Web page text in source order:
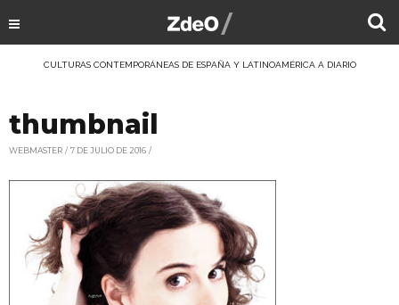
CULTURAS CONTEMPORÁNEAS DE ESPAÑA Y LATINOAMÉRICA A DIARIO
thumbnail
WEBMASTER 7 DE JULIO DE 2016